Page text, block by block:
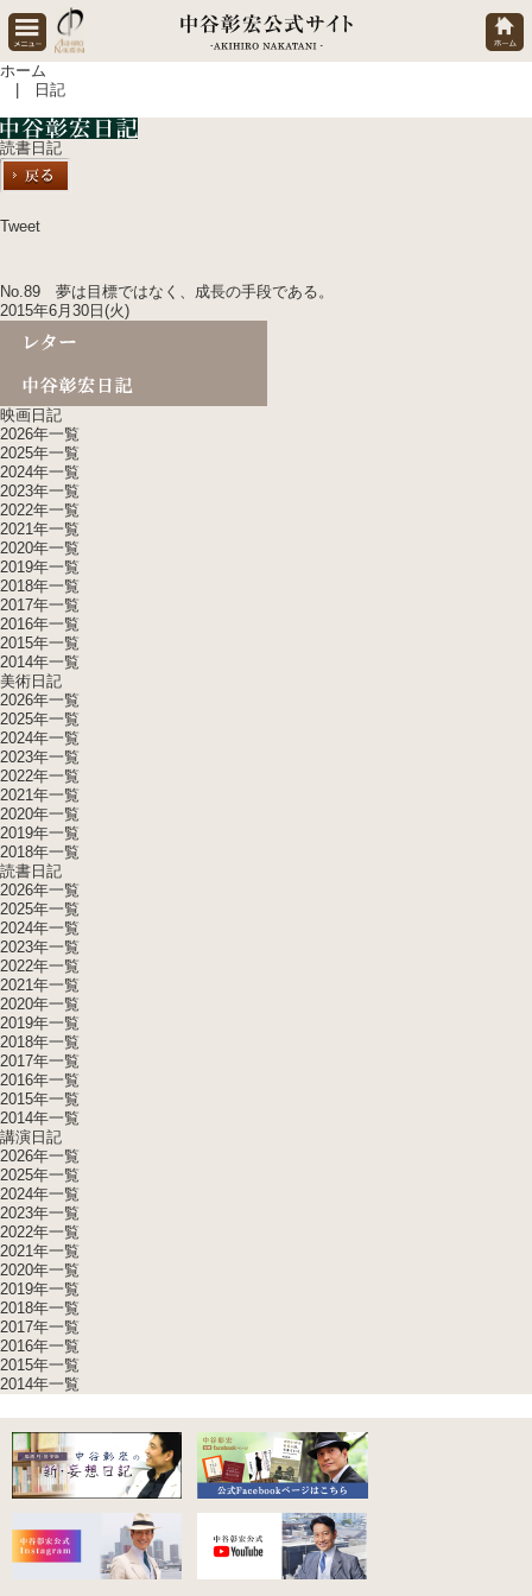
ホーム
| 日記
読書日記
Tweet
No.89 夢は目標ではなく、成長の手段である。
2015年6月30日(火)
映画日記
2026年一覧
2025年一覧
2024年一覧
2023年一覧
2022年一覧
2021年一覧
2020年一覧
2019年一覧
2018年一覧
2017年一覧
2016年一覧
2015年一覧
2014年一覧
美術日記
2026年一覧
2025年一覧
2024年一覧
2023年一覧
2022年一覧
2021年一覧
2020年一覧
2019年一覧
2018年一覧
読書日記
2026年一覧
2025年一覧
2024年一覧
2023年一覧
2022年一覧
2021年一覧
2020年一覧
2019年一覧
2018年一覧
2017年一覧
2016年一覧
2015年一覧
2014年一覧
講演日記
2026年一覧
2025年一覧
2024年一覧
2023年一覧
2022年一覧
2021年一覧
2020年一覧
2019年一覧
2018年一覧
2017年一覧
2016年一覧
2015年一覧
2014年一覧